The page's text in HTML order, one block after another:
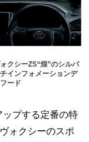
ォクシーZS“煌”のシルバ
インフォメーションデ
ード
ップする定番の特
ォクシーのスポ